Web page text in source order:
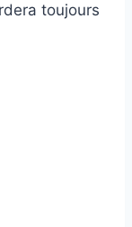
toujours